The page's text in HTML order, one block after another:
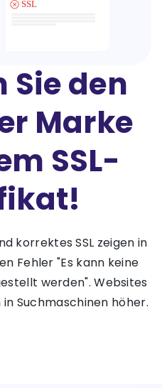
Sie den
Marke
SSL-
korrektes SSL zeigen in
Fehler "Es kann keine
werden". Websites
Suchmaschinen höher.